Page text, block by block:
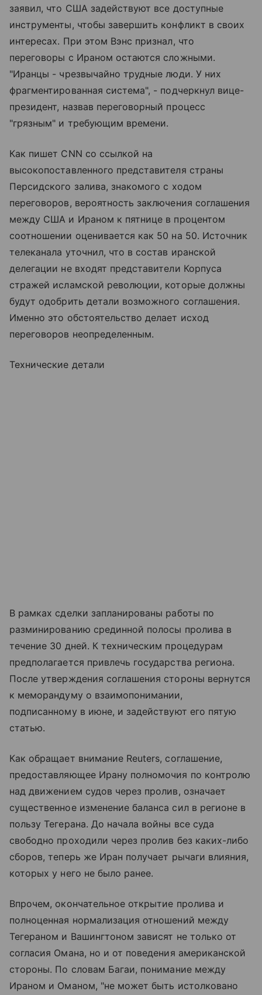
заявил, что США задействуют все доступные
инструменты, чтобы завершить конфликт в своих
интересах. При этом Вэнс признал, что
переговоры с Ираном остаются сложными.
"Иранцы - чрезвычайно трудные люди. У них
фрагментированная система", - подчеркнул вице-
президент, назвав переговорный процесс
"грязным" и требующим времени.
Как пишет CNN со ссылкой на
высокопоставленного представителя страны
Персидского залива, знакомого с ходом
переговоров, вероятность заключения соглашения
между США и Ираном к пятнице в процентом
соотношении оценивается как 50 на 50. Источник
телеканала уточнил, что в состав иранской
делегации не входят представители Корпуса
стражей исламской революции, которые должны
будут одобрить детали возможного соглашения.
Именно это обстоятельство делает исход
переговоров неопределенным.
Технические детали
В рамках сделки запланированы работы по
разминированию срединной полосы пролива в
течение 30 дней. К техническим процедурам
предполагается привлечь государства региона.
После утверждения соглашения стороны вернутся
к меморандуму о взаимопонимании,
подписанному в июне, и задействуют его пятую
статью.
Как обращает внимание Reuters, соглашение,
предоставляющее Ирану полномочия по контролю
над движением судов через пролив, означает
существенное изменение баланса сил в регионе в
пользу Тегерана. До начала войны все суда
свободно проходили через пролив без каких-либо
сборов, теперь же Иран получает рычаги влияния,
которых у него не было ранее.
Впрочем, окончательное открытие пролива и
полноценная нормализация отношений между
Тегераном и Вашингтоном зависят не только от
согласия Омана, но и от поведения американской
стороны. По словам Багаи, понимание между
Ираном и Оманом, "не может быть истолковано